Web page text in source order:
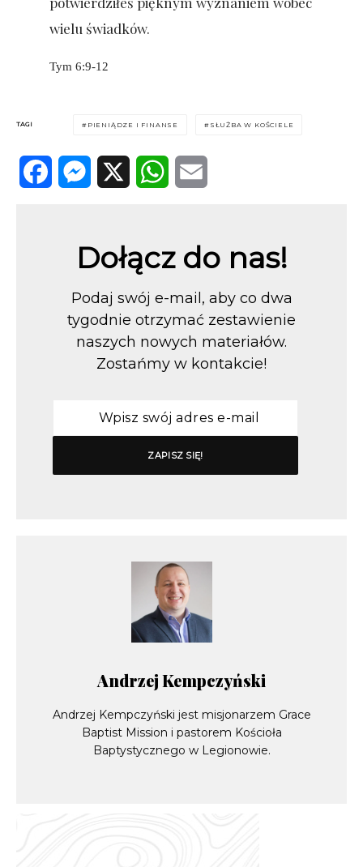
wielu świadków.
Tym 6:9-12
TAGI PIENIĄDZE I FINANSE SŁUŻBA W KOŚCIELE
Dołącz do nas!
Podaj swój e-mail, aby co dwa
tygodnie otrzymać zestawienie
naszych nowych materiałów.
Zostańmy w kontakcie!
Andrzej Kempczyński
Andrzej Kempczyński jest misjonarzem Grace
Baptist Mission i pastorem Kościoła
Baptystycznego w Legionowie.